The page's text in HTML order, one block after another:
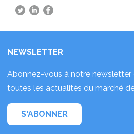
NEWSLETTER
Abonnez-vous à notre
toutes les actualités du marché
S'ABONNER